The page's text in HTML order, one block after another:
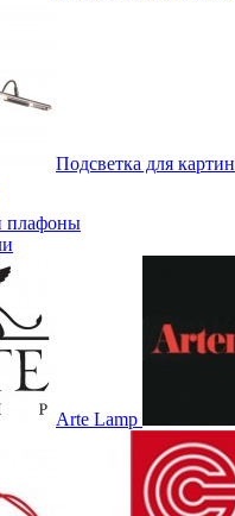
Подсветка для картин
плафоны
Arte Lamp